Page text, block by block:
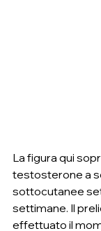
La figura qui
testosterone a
sottocutanee
settimane. Il
effettuato il